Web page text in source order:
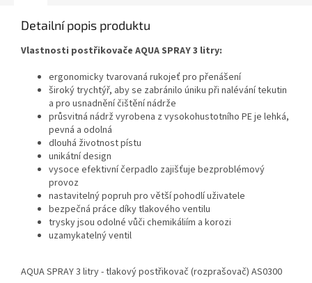
Detailní popis produktu
Vlastnosti postřikovače AQUA SPRAY 3 litry:
ergonomicky tvarovaná rukojeť pro přenášení
široký trychtýř, aby se zabránilo úniku při nalévání tekutin
a pro usnadnění čištění nádrže
průsvitná nádrž vyrobena z vysokohustotního PE je lehká,
pevná a odolná
dlouhá životnost pístu
unikátní design
vysoce efektivní čerpadlo zajišťuje bezproblémový
provoz
nastavitelný popruh pro větší pohodlí uživatele
bezpečná práce díky tlakového ventilu
trysky jsou odolné vůči chemikáliím a korozi
uzamykatelný ventil
AQUA SPRAY 3 litry - tlakový postřikovač (rozprašovač) AS0300